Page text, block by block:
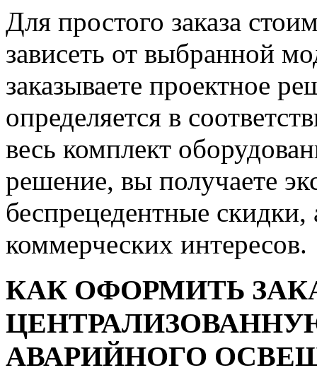
Для простого заказа
зависеть от выбранной
заказываете проектное
определяется в
весь комплект
решение, вы получаете
беспрецедентные
коммерческих интересов.
КАК ОФОРМИТЬ
АВАРИЙНОГО